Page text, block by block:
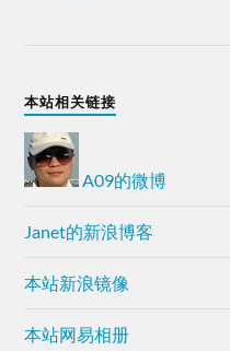
本站相关链接
A09的微博
Janet的新浪博客
本站新浪镜像
本站网易相册